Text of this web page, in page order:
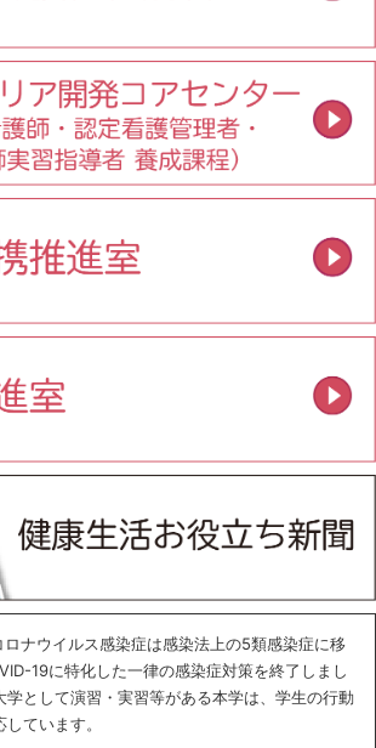
ナウイルス感染症は感染法上の5類感染症に移
19に特化した一律の感染症対策を終了しまし
学として演習・実習等がある本学は、学生の行動
ています。